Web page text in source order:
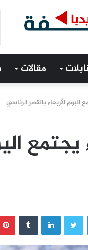
مقالات
اليوم الأربعاء بالقصر الرئاسي
فيسبوك لينكدإن